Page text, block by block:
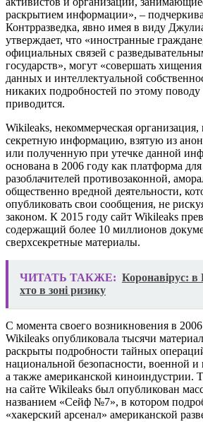
раскрытием информации», –
Контрразведка, явно имея в виду
утверждает, что «иностранные
официальных связей с
государств», могут «совершать
данных и интеллектуальной
никаких подробностей по этому поводу
приводится.
Wikileaks, некоммерческая организация,
секретную информацию, взятую из
или полученную при утечке данной
основана в 2006 году как платформа
разоблачителей противозаконной,
общественно вредной деятельности,
опубликовать свои сообщения, не
законом. К 2015 году сайт Wikileaks
содержащий более 10 миллионов
сверхсекретные материалы.
ЧИТАТЬ ТАКЖЕ: Коронавірус:
хто в зоні ризику
С момента своего возникновения в
Wikileaks опубликовала тысячи
раскрыты подробности тайных
национальной безопасности, военной
а также американской киноиндустрии.
на сайте Wikileaks был опубликован
названием «Сейф №7», в котором
«хакерский арсенал» американской